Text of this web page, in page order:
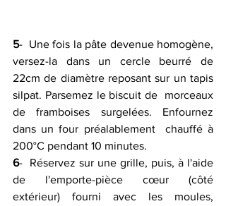
5-  Une fois la pâte devenue homogène,
versez-la dans un cercle beurré de
22cm de diamètre reposant sur un tapis
silpat. Parsemez le biscuit de  morceaux
de framboises surgelées. Enfournez
dans un four préalablement  chauffé à
200°C pendant 10 minutes.
6-  Réservez sur une grille, puis, à l'aide
de l'emporte-pièce cœur (côté
extérieur) fourni avec les moules,